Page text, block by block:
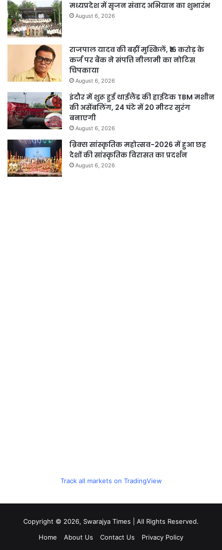
मध्यप्रदेश में सृजन संवाद अभियान का शुभारंभ
August 6, 2026
राजपाल यादव की बढ़ीं मुश्किलें, ₹16 करोड़ के
कर्ज पर बैंक ने संपत्ति नीलामी का नोटिस
चिपकाया
August 6, 2026
इंदौर में शुरू हुई थाईलैंड की हाईटेक TBM मशीन
की असेंबलिंग, 24 घंटे में 20 मीटर सुरंग
बनाएगी
August 6, 2026
ब्रिक्स सांस्कृतिक महोत्सव-2026 में हुआ छह
देशों की सांस्कृतिक विरासत का प्रदर्शन
August 6, 2026
Track all markets on TradingView
Copyright © 2026, Swarajya Times | All Rights Reserved.
Home
About Us Contact Us Privacy Policy